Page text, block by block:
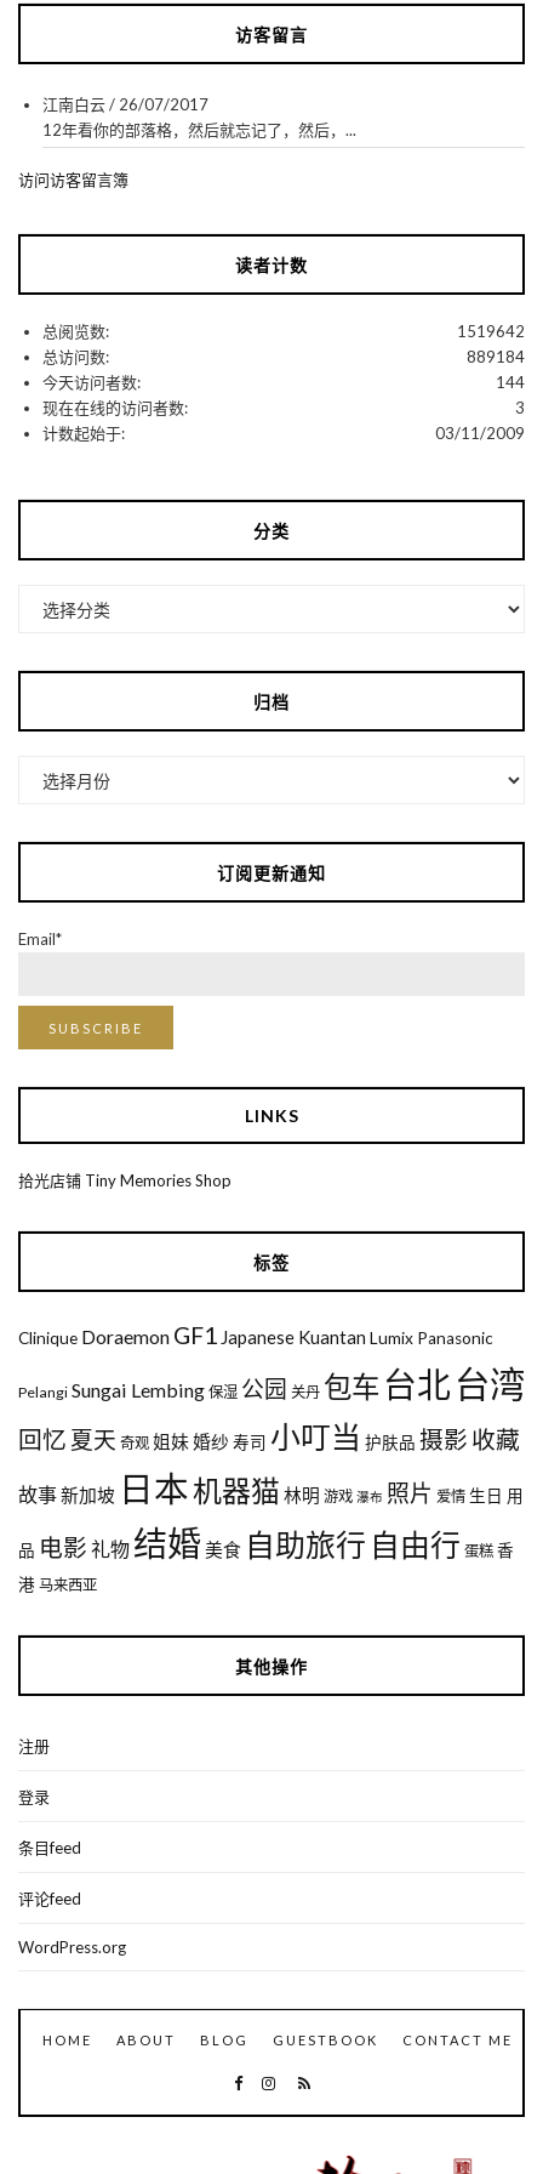
访客留言
江南白云/ 26/07/2017
12年看你的部落格，然后就忘记了，然后，...
访问访客留言簿
读者计数
1519642
总阅览数:
889184
总访问数:
144
今天访问者数:
3
现在在线的访问者数:
03/11/2009
计数起始于:
分类
归档
订阅更新通知
Email*
LINKS
拾光店铺 Tiny Memories Shop
标签
Clinique Doraemon GF1 Japanese Kuantan Lumix Panasonic
Pelangi Sungai Lembing 保湿 公园 关丹 包车 台北 台湾
回忆 夏天 奇观 姐妹婚纱 寿司 小叮当 护肤品 摄影 收藏
故事新加坡 日本机器猫 林明 游戏 瀑布 照片 爱情 生日 用
品 电影 礼物 结婚美食 自助旅行 自由行 蛋糕 香
港 马来西亚
其他操作
注册
登录
条目feed
评论feed
WordPress.org
HOME ABOUT BLOG GUESTBOOK CONTACT ME